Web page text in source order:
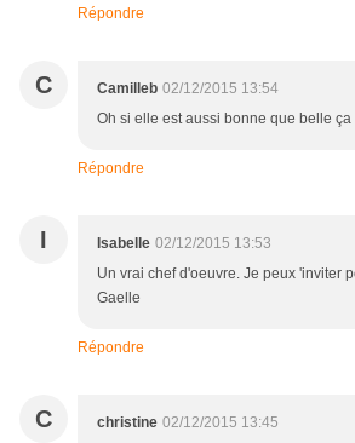
Répondre
C Camilleb 02/12/2015 13:54
Oh si elle est aussi bonne que belle ça
Répondre
I Isabelle 02/12/2015 13:53
Un vrai chef d'oeuvre. Je peux 'inviter
Gaelle
Répondre
C christine 02/12/2015 13:45